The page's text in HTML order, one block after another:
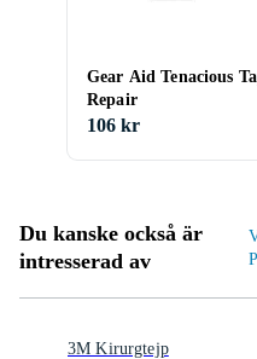
Gear Aid Tenacious
Repair
106 kr
Du kanske också är
intresserad av
3M Kirurgtejp